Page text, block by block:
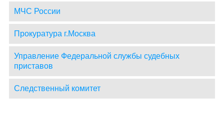
МЧС России
Прокуратура г.Москва
Управление Федеральной службы судебных
приставов
Следственный комитет